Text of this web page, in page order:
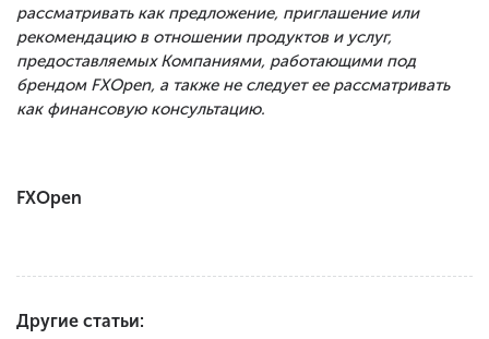
рассматривать как предложение, приглашение или
рекомендацию в отношении продуктов и услуг,
предоставляемых Компаниями, работающими под
брендом FXOpen, а также не следует ее рассматривать
как финансовую консультацию.
FXOpen
Другие статьи: